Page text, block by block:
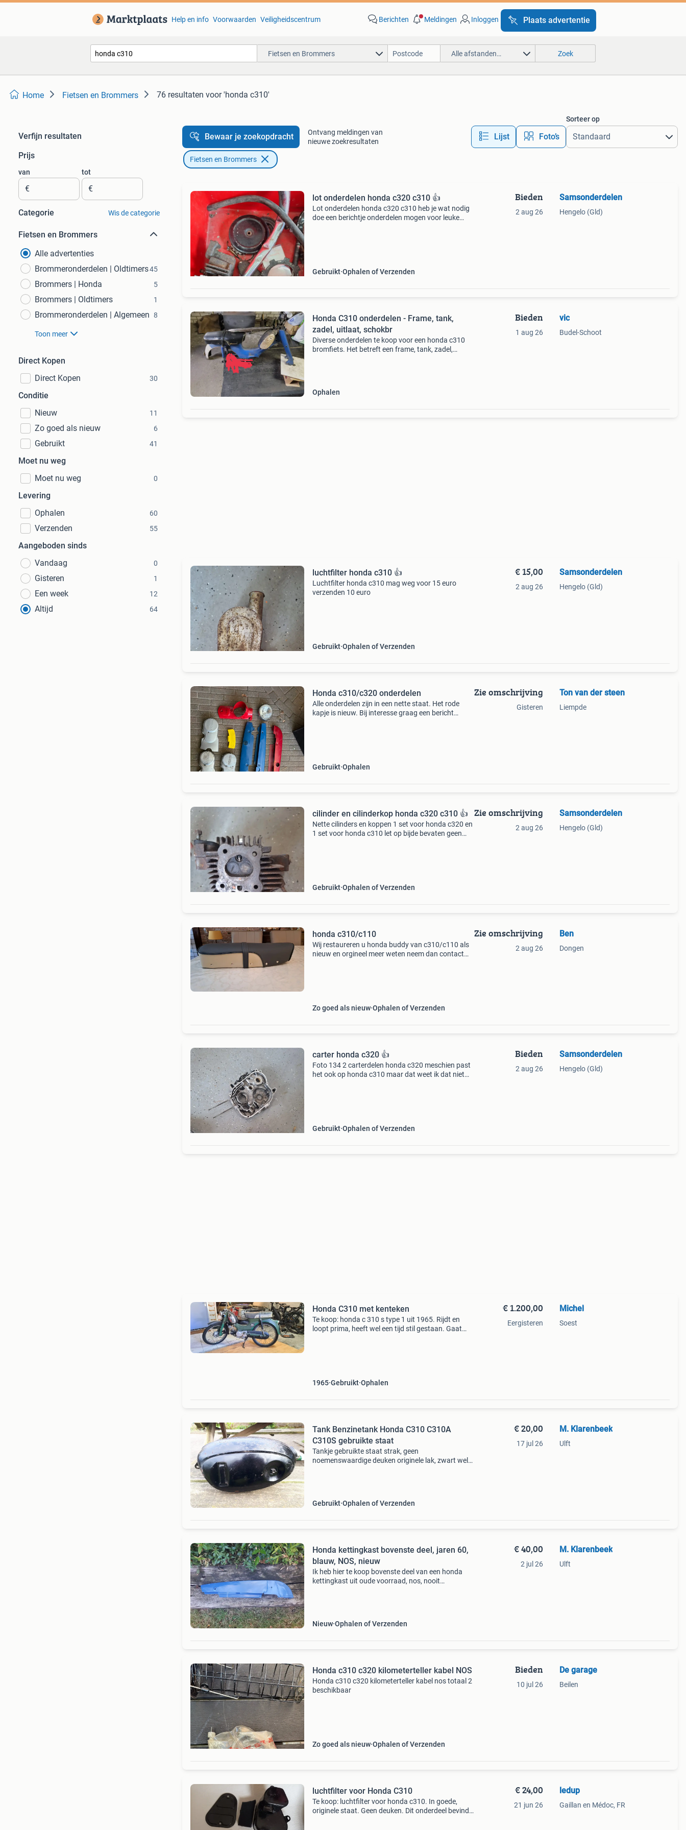
Help en info Voorwaarden Veiligheidscentrum Berichten Meldingen Inloggen Plaats advertentie
Fietsen en Brommers Alle afstanden… Zoek
Home Fietsen en Brommers 76 resultaten voor 'honda c310'
Verfijn resultaten
Prijs
van
€
tot
€
Categorie Wis de categorie
Fietsen en Brommers
Alle advertenties
Brommeronderdelen | Oldtimers45
Brommers | Honda 5
Brommers | Oldtimers 1
Brommeronderdelen | Algemeen 8
Toon meer
Direct Kopen
Direct Kopen
30
Conditie
Nieuw
11
Zo goed als nieuw 6
Gebruikt 41
Moet nu weg
Moet nu weg
0
Levering
Ophalen
60
Verzenden 55
Aangeboden sinds
Vandaag
0
Gisteren 1
Een week 12
Altijd 64
Bewaar je zoekopdracht
Ontvang meldingen van
nieuwe zoekresultaten
Lijst Foto’s
Sorteer op
Fietsen en Brommers
lot onderdelen honda c320 c310 👍
Lot onderdelen honda c320 c310 heb je wat nodig
doe een berichtje onderdelen mogen voor leuke
Gebruikt Ophalen of Verzenden
Bieden
2 aug 26
Samsonderdelen
Hengelo (Gld)
Honda C310 onderdelen - Frame, tank,
zadel, uitlaat, schokbr
Diverse onderdelen te koop voor een honda c310
bromfiets. Het betreft een frame, tank, zadel,
Ophalen
Bieden
1 aug 26
vic
Budel-Schoot
luchtfilter honda c310 👍
Luchtfilter honda c310 mag weg voor 15 euro
verzenden 10 euro
Gebruikt Ophalen of Verzenden
€ 15,00
2 aug 26
Samsonderdelen
Hengelo (Gld)
Honda c310/c320 onderdelen
Alle onderdelen zijn in een nette staat. Het rode
kapje is nieuw. Bij interesse graag een bericht
Gebruikt Ophalen
Zie omschrijving
Gisteren
Ton van der steen
Liempde
cilinder en cilinderkop honda c320 c310 👍
Nette cilinders en koppen 1 set voor honda c320 en
1 set voor honda c310 let op bijde bevaten geen
Gebruikt Ophalen of Verzenden
Zie omschrijving
2 aug 26
Samsonderdelen
Hengelo (Gld)
honda c310/c110
Wij restaureren u honda buddy van c310/c110 als
nieuw en orgineel meer weten neem dan contact
Zo goed als nieuw Ophalen of Verzenden
Zie omschrijving
2 aug 26
Ben
Dongen
carter honda c320 👍
Foto 134 2 carterdelen honda c320 meschien past
het ook op honda c310 maar dat weet ik dat niet
Gebruikt Ophalen of Verzenden
Bieden
2 aug 26
Samsonderdelen
Hengelo (Gld)
Honda C310 met kenteken
Te koop: honda c 310 s type 1 uit 1965. Rijdt en
loopt prima, heeft wel een tijd stil gestaan. Gaat
1965 Gebruikt Ophalen
€ 1.200,00
Eergisteren
Michel
Soest
Tank Benzinetank Honda C310 C310A
C310S gebruikte staat
Tankje gebruikte staat strak, geen
noemenswaardige deuken originele lak, zwart wel
Gebruikt Ophalen of Verzenden
€ 20,00
17 jul 26
M. Klarenbeek
Ulft
Honda kettingkast bovenste deel, jaren 60,
blauw, NOS, nieuw
Ik heb hier te koop bovenste deel van een honda
kettingkast uit oude voorraad, nos, nooit
Nieuw Ophalen of Verzenden
€ 40,00
2 jul 26
M. Klarenbeek
Ulft
Honda c310 c320 kilometerteller kabel NOS
Honda c310 c320 kilometerteller kabel nos totaal 2
beschikbaar
Zo goed als nieuw Ophalen of Verzenden
Bieden
10 jul 26
De garage
Beilen
luchtfilter voor Honda C310
Te koop: luchtfilter voor honda c310. In goede,
originele staat. Geen deuken. Dit onderdeel bevindt
€ 24,00
21 jun 26
ledup
Gaillan en Médoc, FR